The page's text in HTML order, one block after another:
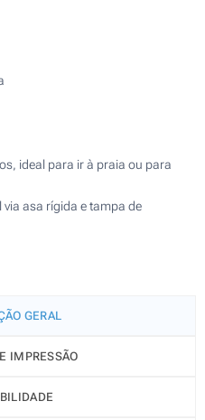
ideal para ir à praia ou para
asa rígida e tampa de
GERAL
IMPRESSÃO